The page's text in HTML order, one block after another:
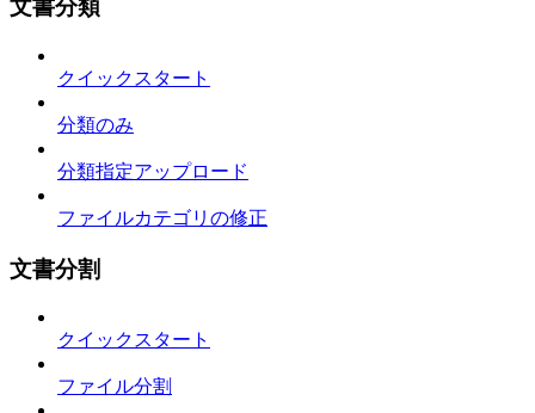
文書分類
クイックスタート
分類のみ
分類指定アップロード
ファイルカテゴリの修正
文書分割
クイックスタート
ファイル分割